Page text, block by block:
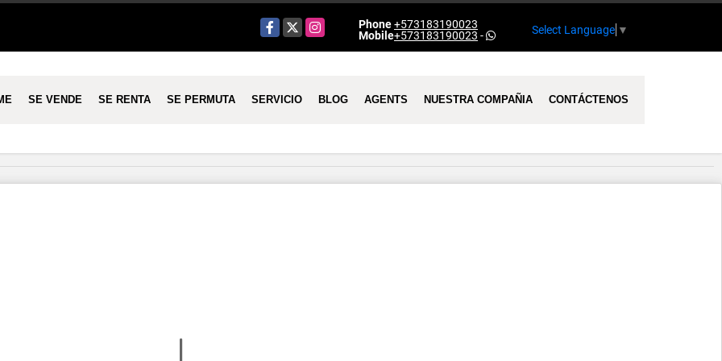
Facebook
X Instagram Phone+573183190023
Mobile+573183190023 - Select Language ▼
SE VENDE SE RENTA SE PERMUTA SERVICIO BLOG AGENTS NUESTRA COMPAÑIA CONTÁCTENOS